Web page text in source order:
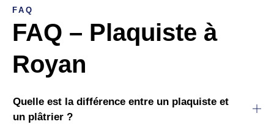
FAQ
FAQ – Plaquiste à
Royan
Quelle est la différence entre un plaquiste et
un plâtrier ?